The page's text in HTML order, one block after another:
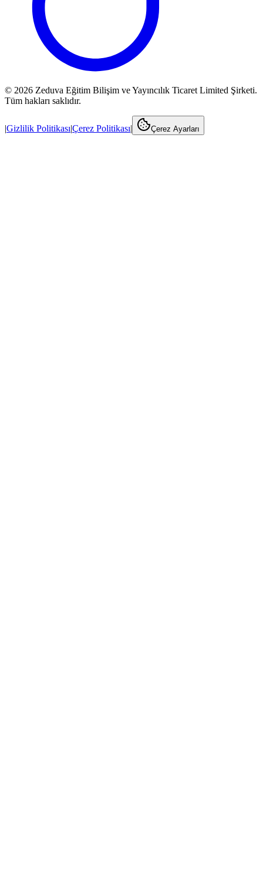
© 2026 Zeduva Eğitim Bilişim ve Yayıncılık Ticaret Limited Şirketi.
Tüm hakları saklıdır.
|Gizlilik Politikası|Çerez Politikası| Çerez Ayarları